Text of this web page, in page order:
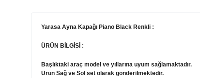
Yarasa Ayna Kapağı Piano Black Renkli :
ÜRÜN BİLGİSİ :
Başlıktaki araç model ve yıllarına uyum sağlamaktadır.
Ürün Sağ ve Sol set olarak gönderilmektedir.